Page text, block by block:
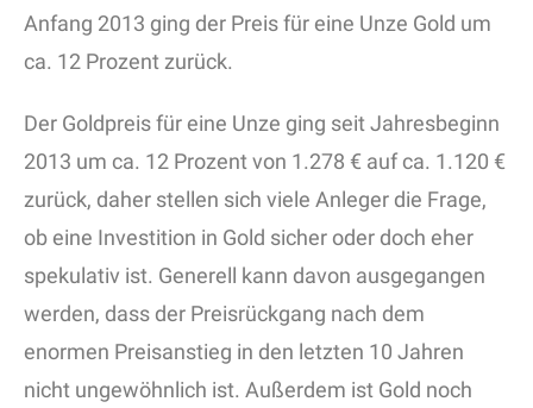
Anfang 2013 ging der Preis für eine Unze Gold um
ca. 12 Prozent zurück.
Der Goldpreis für eine Unze ging seit Jahresbeginn
2013 um ca. 12 Prozent von 1.278 € auf ca. 1.120 €
zurück, daher stellen sich viele Anleger die Frage,
ob eine Investition in Gold sicher oder doch eher
spekulativ ist. Generell kann davon ausgegangen
werden, dass der Preisrückgang nach dem
enormen Preisanstieg in den letzten 10 Jahren
nicht ungewöhnlich ist. Außerdem ist Gold noch